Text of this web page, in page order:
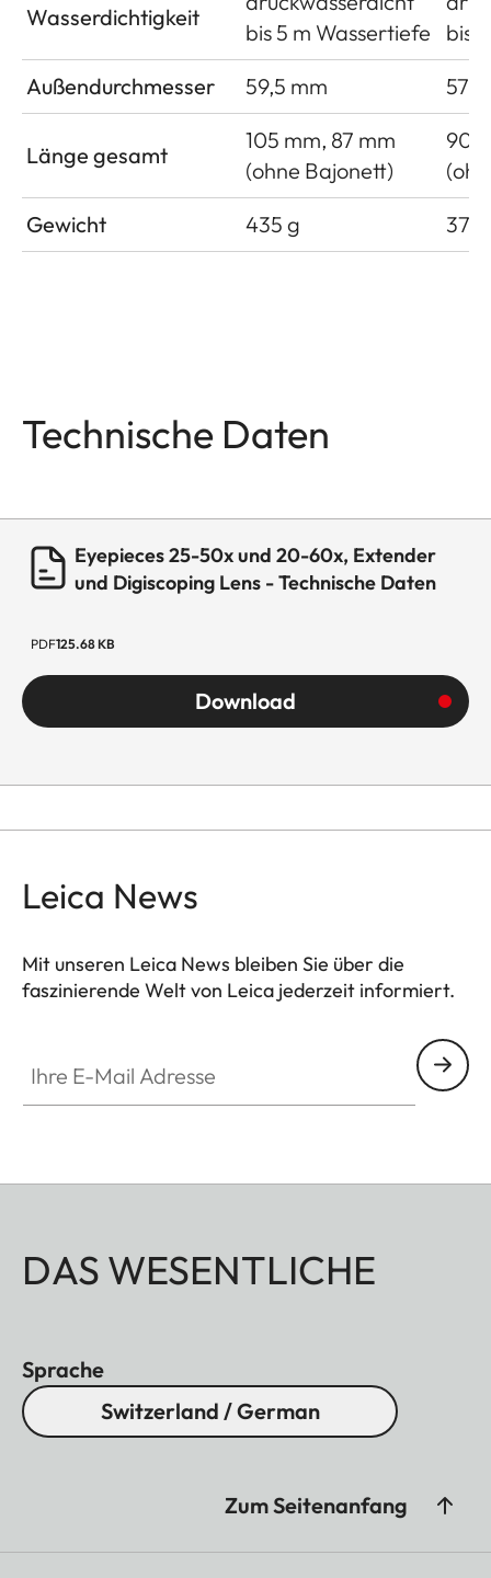
Wasserdichtigkeit
bis 5 m Wassertiefe
bis
Außendurchmesser
59,5 mm 57
Länge gesamt
105 mm, 87 mm
(ohne Bajonett)
90
Gewicht
435 g 370
Technische Daten
Eyepieces 25-50x und 20-60x, Extender
und Digiscoping Lens - Technische Daten
PDF125.68 KB
Download
Leica News
Mit unseren Leica News bleiben Sie über die
faszinierende Welt von Leica jederzeit informiert.
DAS WESENTLICHE
Sprache
Switzerland / German
Zum Seitenanfang